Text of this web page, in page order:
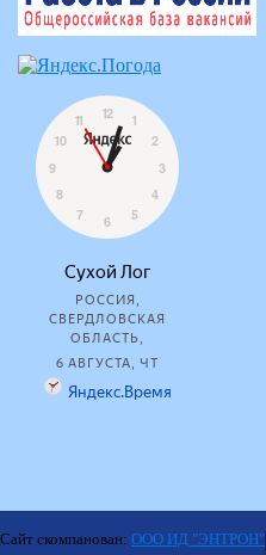
Сайт скомпанован: ООО ИД "ЭНТРОН"